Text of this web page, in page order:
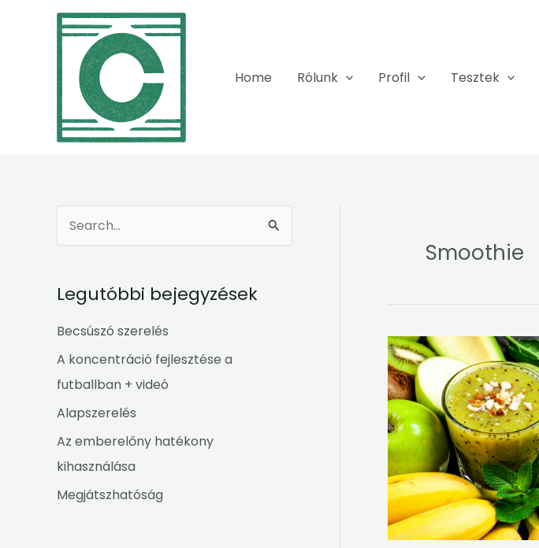
Home
Rólunk Profil Tesztek
r
c
h
f
o
Legutóbbi bejegyzések
Becsúszó szerelés
A koncentráció fejlesztése a
futballban + videó
Alapszerelés
Az emberelőny hatékony
kihasználása
Megjátszhatóság
Smoothie